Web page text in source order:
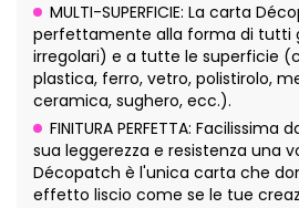
MULTI-SUPERFICIE: La carta
perfettamente alla forma di tutti
irregolari) e a tutte le superficie
plastica, ferro, vetro, polistirolo,
ceramica, sughero, ecc.).
FINITURA PERFETTA:
sua leggerezza e resistenza una
Décopatch è l'unica carta che
effetto liscio come se le tue